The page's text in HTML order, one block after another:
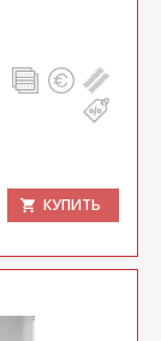
КУПИТЬ